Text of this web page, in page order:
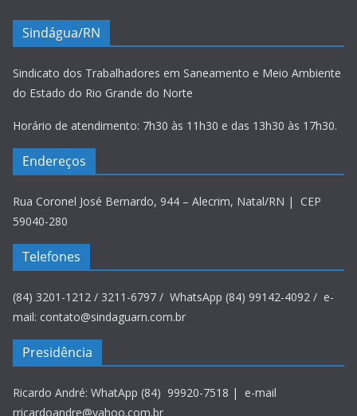
Sindágua/RN
Sindicato dos Trabalhadores em Saneamento e Meio Ambiente
do Estado do Rio Grande do Norte
Horário de atendimento: 7h30 às 11h30 e das 13h30 às 17h30.
Endereços
Rua Coronel José Bernardo, 944 – Alecrim, Natal/RN | CEP
59040-280
Telefones
(84) 3201-1212 / 3211-6797 / WhatsApp (84) 99142-4092 / e-
mail: contato@sindaguarn.com.br
Presidência
Ricardo André: WhatApp (84) 99920-7518 | e-mail
rricardoandre@yahoo.com.br